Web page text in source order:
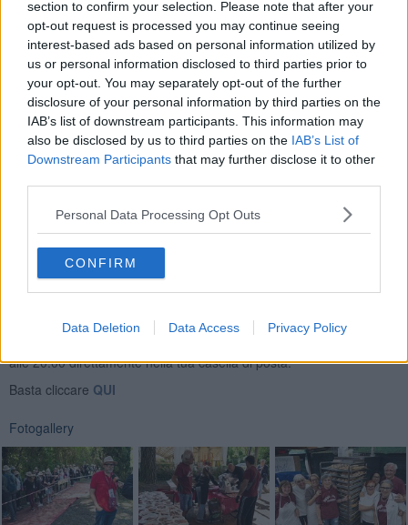
section to confirm your selection. Please note that after your
opt-out request is processed you may continue seeing
interest-based ads based on personal information utilized by
us or personal information disclosed to third parties prior to
your opt-out. You may separately opt-out of the further
disclosure of your personal information by third parties on the
IAB’s list of downstream participants. This information may
also be disclosed by us to third parties on the IAB’s List of
Downstream Participants that may further disclose it to other
Personal Data Processing Opt Outs
CONFIRM
Data Deletion Data Access Privacy Policy
"La Mangialonga arriva alla 20esima edizione e continua a regalare
qualcosa di bellissimo: rivivere le tradizioni con la voglia di stare
insieme - ha detto il sindacoMatteo Franconi- 1.500 partecipanti,
tutto esaurito, famiglie, amici e tanti giovani lungo un percorso che
racconta le eccellenze del nostro territorio
e il lavoro prezioso di
produttori, volontari, associazioni e dipendenti comunali. Il recupero
tempestivo, dopo giorni di pioggia, ha permesso lo svolgimento di
un’ottima giornata".
Se vuoi leggere le notizie principali della Toscana iscriviti alla
alle 20:00 direttamente nella tua casella di posta.
Basta cliccare QUI
Fotogallery